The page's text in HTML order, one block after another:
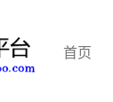
首页